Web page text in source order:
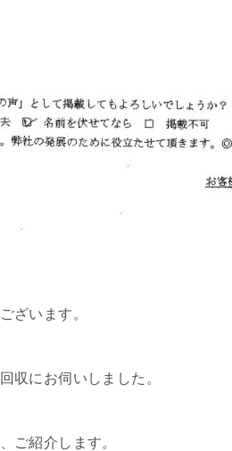
ざいます。
収にお伺いしました。
ご紹介します。